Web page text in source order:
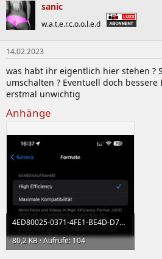
sanic
w.a.t.e.r.c.o.o.l.e.d
14.02.2023
was habt ihr eigentlich hier stehen ?
umschalten ? Eventuell doch
erstmal unwichtig
Anhänge
4ED80025-0371-4FE1-BE4D-D73708EFF7A2.jpeg
80,2 KB · Aufrufe: 104